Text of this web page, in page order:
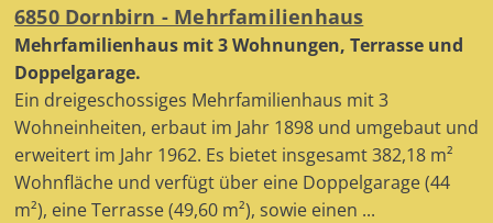
6850 Dornbirn - Mehrfamilienhaus
Mehrfamilienhaus mit 3 Wohnungen, Terrasse und
Doppelgarage.
Ein dreigeschossiges Mehrfamilienhaus mit 3
Wohneinheiten, erbaut im Jahr 1898 und umgebaut und
erweitert im Jahr 1962. Es bietet insgesamt 382,18 m²
Wohnfläche und verfügt über eine Doppelgarage (44
m²), eine Terrasse (49,60 m²), sowie einen ...